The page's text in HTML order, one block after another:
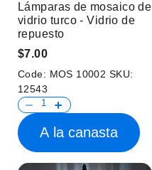
Lámparas de mosaico de
vidrio turco - Vidrio de
repuesto
$7.00
Code: MOS 10002 SKU:
12543
A la canasta